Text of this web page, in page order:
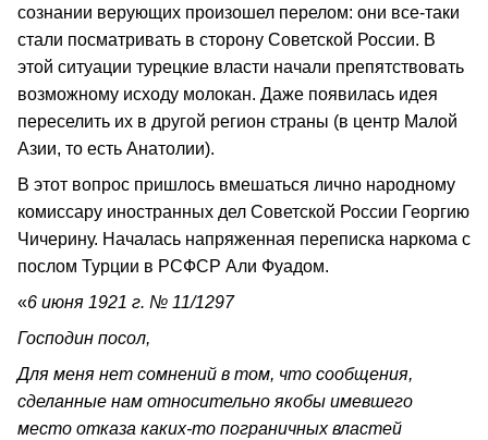
сознании верующих произошел перелом: они все-таки
стали посматривать в сторону Советской России. В
этой ситуации турецкие власти начали препятствовать
возможному исходу молокан. Даже появилась идея
переселить их в другой регион страны (в центр Малой
Азии, то есть Анатолии).
В этот вопрос пришлось вмешаться лично народному
комиссару иностранных дел Советской России Георгию
Чичерину. Началась напряженная переписка наркома с
послом Турции в РСФСР Али Фуадом.
«6 июня 1921 г. № 11/1297
Господин посол,
Для меня нет сомнений в том, что сообщения,
сделанные нам относительно якобы имевшего
место отказа каких-то пограничных властей